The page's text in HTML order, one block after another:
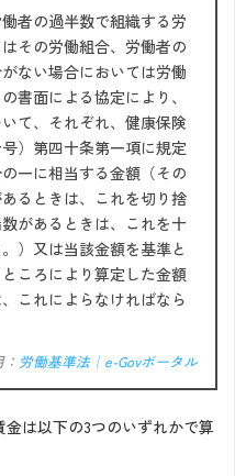
者の過半数で組織する労
その労働組合、労働者の
ない場合においては労働
書面による協定により、
て、それぞれ、健康保険
）第四十条第一項に規定
一に相当する金額（その
るときは、これを切り捨
があるときは、これを十
）又は当該金額を基準と
ころにより算定した金額
これによらなければなら
労働基準法｜e-Govポータル
は以下の3つのいずれかで算